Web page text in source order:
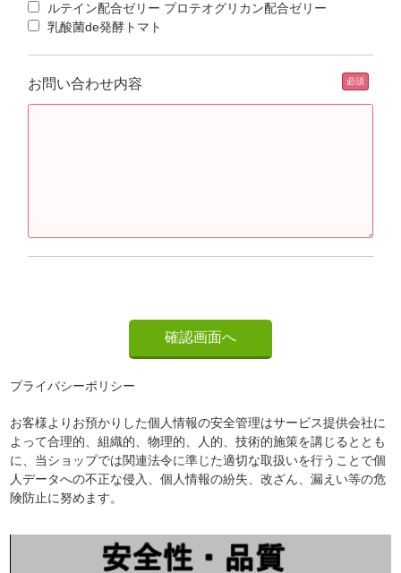
ルテイン配合ゼリー プロテオグリカン配合ゼリー
乳酸菌de発酵トマト
お問い合わせ内容
プライバシーポリシー
お客様よりお預かりした個人情報の安全管理はサービス提供会社に
よって合理的、組織的、物理的、人的、技術的施策を講じるととも
に、当ショップでは関連法令に準じた適切な取扱いを行うことで個
人データへの不正な侵入、個人情報の紛失、改ざん、漏えい等の危
険防止に努めます。